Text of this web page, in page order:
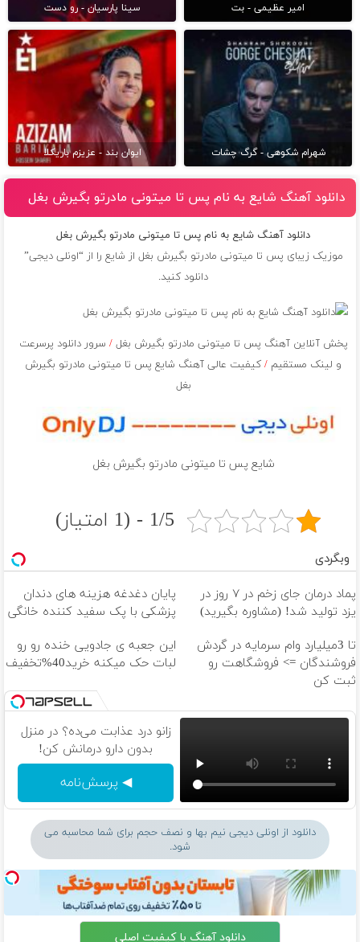
امیر عظیمی - بت سینا پارسیان - رو دست
شهرام شکوهی - گرگ چشات ایوان بند - عزیزم باریکلا
دانلود آهنگ شایع به نام پس تا میتونی مادرتو بگیرش بغل
دانلود آهنگ شایع به نام پس تا میتونی مادرتو بگیرش بغل
موزیک زیبای پس تا میتونی مادرتو بگیرش بغل از شایع را از “اونلی دیجی”
دانلود کنید.
پخش آنلاین آهنگ پس تا میتونی مادرتو بگیرش بغل/ سرور دانلود پرسرعت
و لینک مستقیم /کیفیت عالی آهنگ شایع پس تا میتونی مادرتو بگیرش
بغل
شایع پس تا میتونی مادرتو بگیرش بغل
1/5 - (1 امتیاز)
وبگردی
پماد درمان جای زخم در ۷ روز در
یزد تولید شد! (مشاوره بگیرید)
پایان دغدغه هزینه های دندان
پزشکی با پک سفید کننده خانگی
تا 3میلیارد وام سرمایه در گردش
فروشندگان => فروشگاهت رو
ثبت کن
این جعبه ی جادویی خنده رو رو
لبات حک میکنه خرید40%تخفیف
زانو درد عذابت می‌ده؟ در منزل
بدون دارو درمانش کن!
◀ پرسش‌نامه
دانلود از اونلی دیجی نیم بها و نصف حجم برای شما محاسبه می
شود.
دانلود آهنگ با کیفیت اصلی